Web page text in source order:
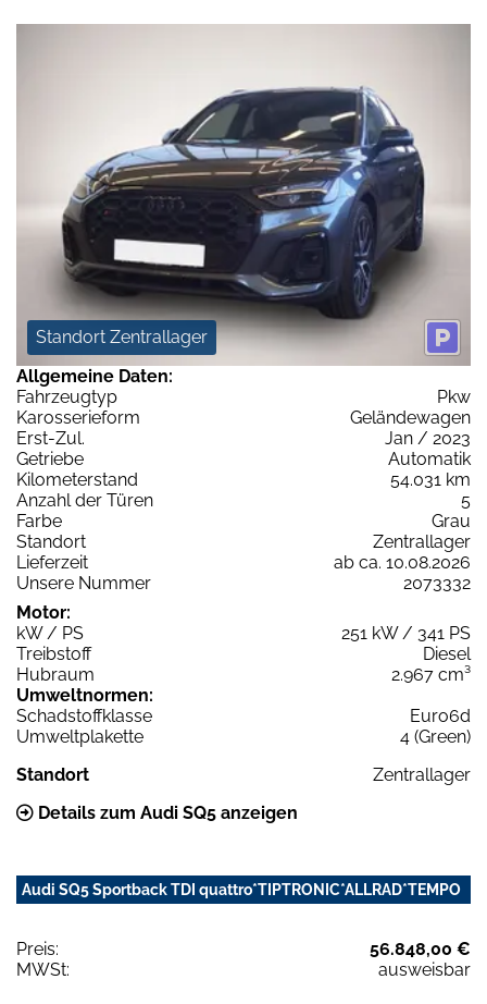
Standort Zentrallager
Allgemeine Daten:
Fahrzeugtyp
Pkw
Karosserieform
Geländewagen
Erst-Zul.
Jan / 2023
Getriebe
Automatik
Kilometerstand
54.031 km
Anzahl der Türen
5
Farbe
Grau
Standort
Zentrallager
Lieferzeit
ab ca. 10.08.2026
Unsere Nummer
2073332
Motor:
kW / PS
251 kW / 341 PS
Treibstoff
Diesel
Hubraum
2.967 cm³
Umweltnormen:
Schadstoffklasse
Euro6d
Umweltplakette
4 (Green)
Standort
Zentrallager
Details zum Audi SQ5 anzeigen
Audi SQ5 Sportback TDI quattro*TIPTRONIC*ALLRAD*TEMPO
Preis:
56.848,00 €
MWSt:
ausweisbar